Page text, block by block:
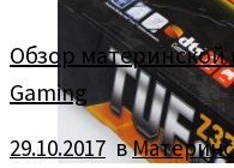
Обзор материнской
Gaming
29.10.2017 в